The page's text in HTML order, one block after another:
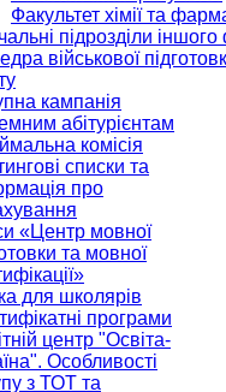
Факультет хімії та
підрозділи
військової
кампанія
абітурієнтам
комісія
списки та
про
«Центр мовної
та мовної
для школярів
програми
центр "Освіта-
Особливості
з ТОТ та